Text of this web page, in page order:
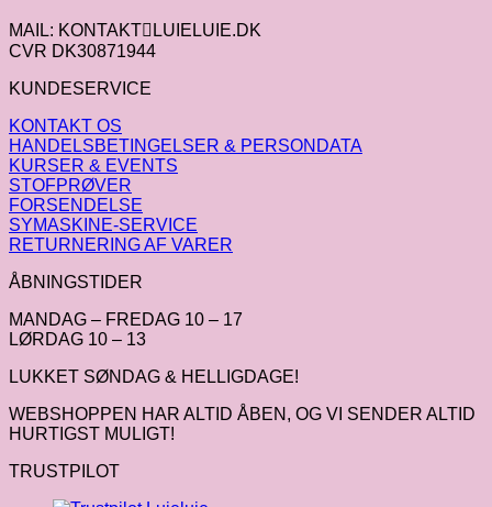
MAIL: KONTAKTLUIELUIE.DK
CVR DK30871944
KUNDESERVICE
KONTAKT OS
HANDELSBETINGELSER & PERSONDATA
KURSER & EVENTS
STOFPRØVER
FORSENDELSE
SYMASKINE-SERVICE
RETURNERING AF VARER
ÅBNINGSTIDER
MANDAG – FREDAG 10 – 17
LØRDAG 10 – 13
LUKKET SØNDAG & HELLIGDAGE!
WEBSHOPPEN HAR ALTID ÅBEN, OG VI SENDER ALTID
HURTIGST MULIGT!
TRUSTPILOT